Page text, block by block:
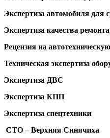
Экспертиза автомобиля для
Экспертиза качества
Рецензия на
Техническая экспертиза
Экспертиза ДВС
Экспертиза КПП
Экспертиза спецтехники
СТО – Верхняя Синячиха